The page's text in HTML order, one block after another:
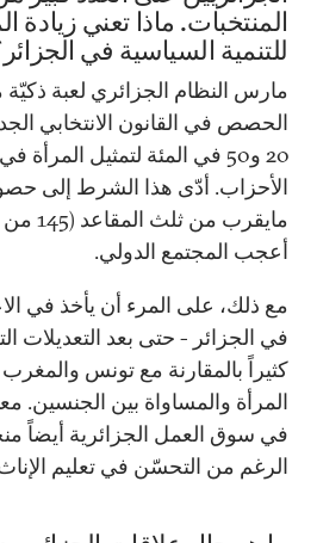
المنتخبات. ماذا تعني زيادة
للتنمية السياسية في
مارس النظام الجزائري لعبة
الحصص في القانون الانتخابي
20 و50 في المئة لتمثيل
الأحزاب. أدّى هذا الشرط إلى
أعجب المجتمع الدولي.
مع ذلك، على المرء أن يأخذ في
في الجزائر - حتى بعد التعديلات
كثيراً بالمقارنة مع تونس
المرأة والمساواة بين الجنسين.
في سوق العمل الجزائرية أيضاً
الرغم من التحسّن في تعليم